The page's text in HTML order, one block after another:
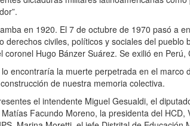
en 1920. El 7 de octubre de 1970 pasó a
derechos civiles, políticos y sociales del
coronel Hugo Bánzer Suárez. Se exilió en Perú,
encontraría la muerte perpetrada en el
de nuestra memoria colectiva.
el intendente Miguel Gesualdi, el
Facundo Moreno, la presidenta del